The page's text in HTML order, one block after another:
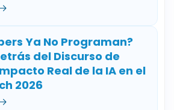
Ya No Programan?
del Discurso de
Real de la IA en el
2026